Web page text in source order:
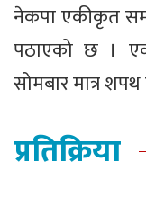
नेकपा एकीकृत
पठाएको छ ।
सोमबार मात्र
प्रतिक्रिया